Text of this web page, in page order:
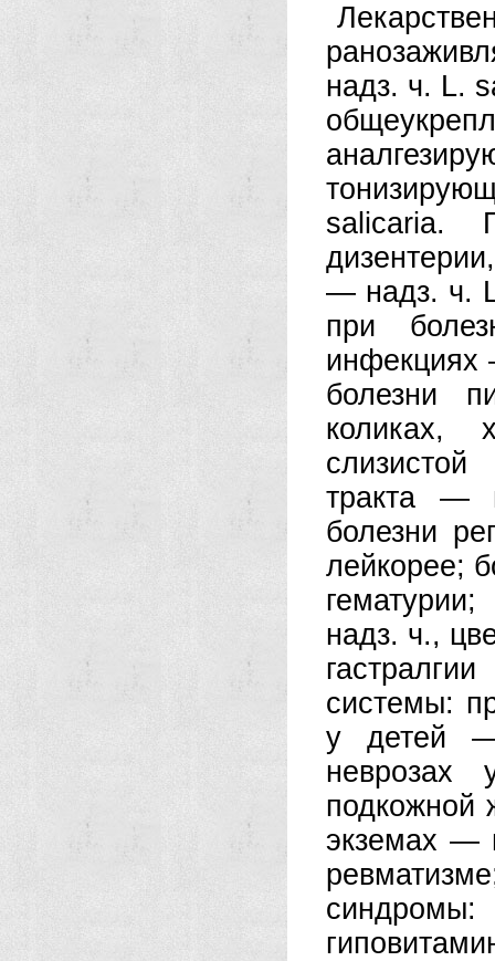
надз. ч. L.
salicaria.
— надз. ч.
при
инфекциях
болезни
коликах,
слизистой
тракта —
болезни
лейкорее;
надз. ч.,
системы:
у детей —
подкожной
экземах —